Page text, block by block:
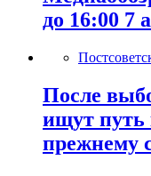
до 16:00 7
После
ищут путь
прежнему